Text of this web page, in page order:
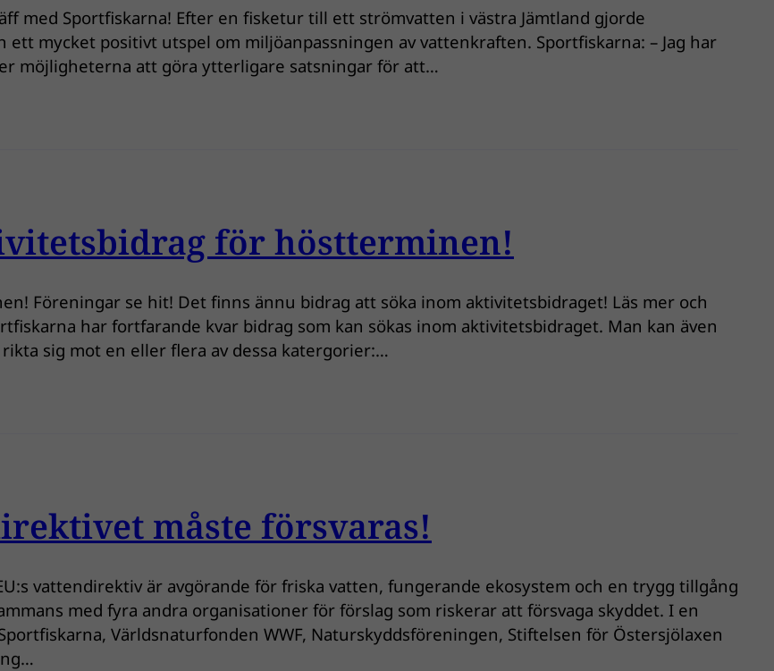
med Sportfiskarna! Efter en fisketur till ett strömvatten i västra Jämtland gjorde
ett mycket positivt utspel om miljöanpassningen av vattenkraften. Sportfiskarna: – Jag har
möjligheterna att göra ytterligare satsningar för att…
för höstterminen!
Föreningar se hit! Det finns ännu bidrag att söka inom aktivitetsbidraget! Läs mer och
har fortfarande kvar bidrag som kan sökas inom aktivitetsbidraget. Man kan även
sig mot en eller flera av dessa katergorier:…
måste försvaras!
vattendirektiv är avgörande för friska vatten, fungerande ekosystem och en trygg tillgång
med fyra andra organisationer för förslag som riskerar att försvaga skyddet. I en
Världsnaturfonden WWF, Naturskyddsföreningen, Stiftelsen för Östersjölaxen